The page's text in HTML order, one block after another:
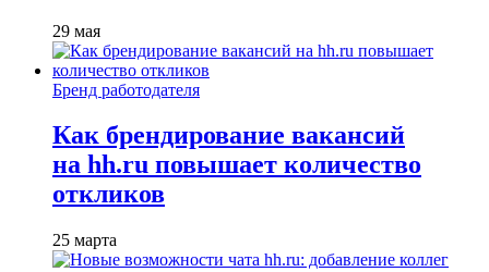
29 мая
Бренд работодателя
Как брендирование вакансий
на hh.ru повышает количество
откликов
25 марта